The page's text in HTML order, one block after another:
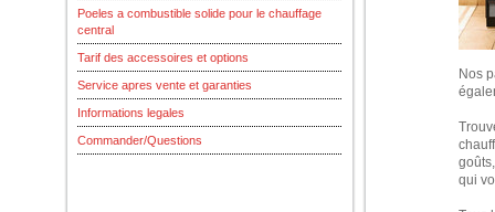
Poeles a combustible solide pour le chauffage
central
Tarif des accessoires et options
Service apres vente et garanties
Informations legales
Commander/Questions
Nos
qui